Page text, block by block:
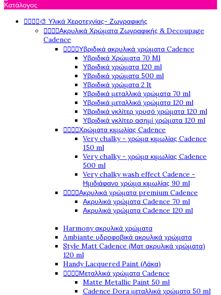
Κατάλογος
🎨 Υλικά Χεροτεχνίας- Ζωγραφικής
Ακρυλικά Χρώματα Ζωγραφικής & Decoupage
Cadence
Υβριδικά ακρυλικά χρώματα Cadence
Υβριδικά Χρώματα 70 Ml
Υβριδικά χρώματα 120 ml
Υβριδικά χρώματα 500 ml
Υβριδικά χρώματα 2 lt
Υβριδικά μεταλλικά χρώματα 70 ml
Υβριδικά μεταλλικά χρώματα 120 ml
Υβριδικά γκλίτερ χρυσό χρώματα 120 ml
Υβριδικά γκλίτερ ασημί χρώματα 120 ml
Χρώματα κιμωλίας Cadence
Very chalky - χρώμα κιμωλίας Cadence
150 ml
Very chalky - χρώμα κιμωλίας Cadence
500 ml
Very chalky wash effect Cadence -
Ημιδιάφανο χρώμα κιμωλίας 90 ml
Ακρυλικά χρώματα premium Cadence
Ακρυλικά χρώματα Cadence 70 ml
Ακρυλικά χρώματα Cadence 120 ml
Harmony ακρυλικά χρώματα
Ambiante υδροφοβικά ακρυλικά χρώματα
Style Matt Cadence (Ματ ακρυλικά χρώματα)
120 ml
Handy Lacquered Paint (Λάκα)
Μεταλλικά χρώματα Cadence
Matte Metallic Paint 50 ml
Cadence Dora μεταλλικά χρώματα 50 ml